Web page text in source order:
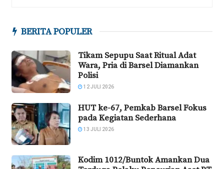
BERITA POPULER
Tikam Sepupu Saat Ritual Adat
Wara, Pria di Barsel Diamankan
Polisi
12 JULI 2026
HUT ke-67, Pemkab Barsel Fokus
pada Kegiatan Sederhana
13 JULI 2026
Kodim 1012/Buntok Amankan Dua